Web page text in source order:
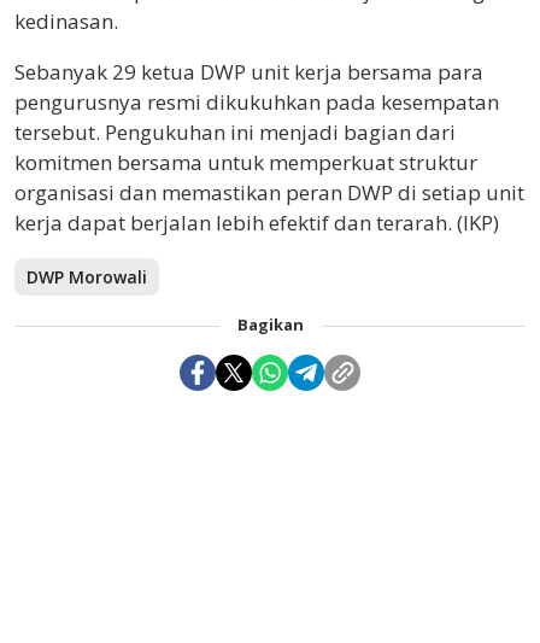
kedinasan.
Sebanyak 29 ketua DWP unit kerja bersama para
pengurusnya resmi dikukuhkan pada kesempatan
tersebut. Pengukuhan ini menjadi bagian dari
komitmen bersama untuk memperkuat struktur
organisasi dan memastikan peran DWP di setiap unit
kerja dapat berjalan lebih efektif dan terarah. (IKP)
DWP Morowali
Bagikan